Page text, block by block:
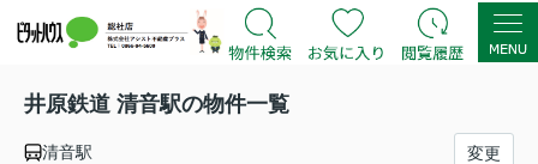
井原鉄道 清音駅の物件一覧
清音駅 変更